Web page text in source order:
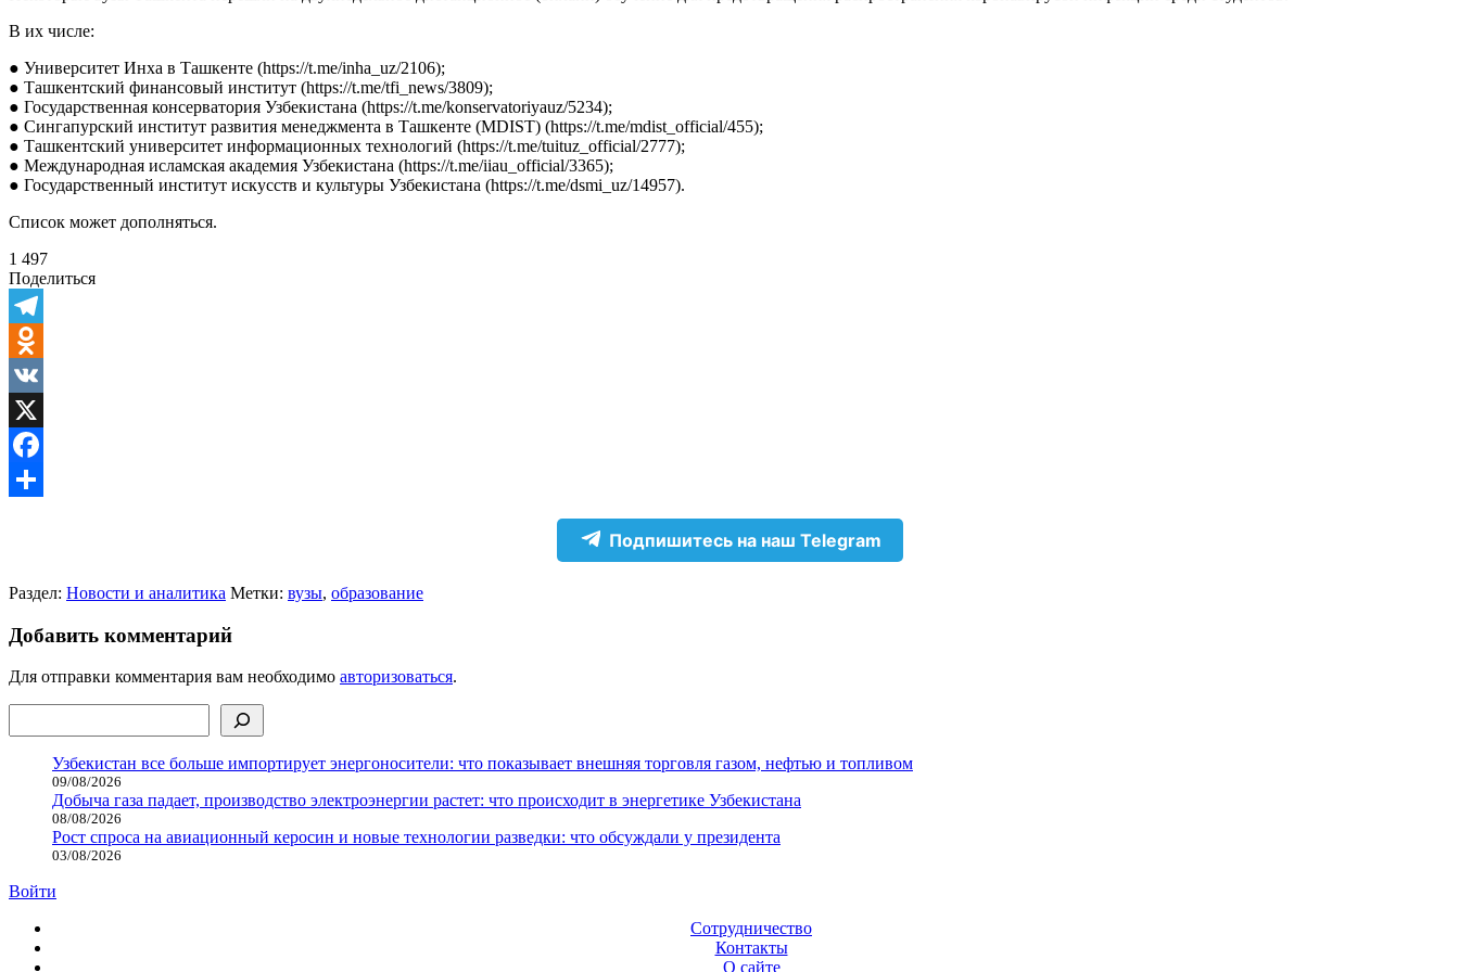
В их числе:
● Университет Инха в Ташкенте (https://t.me/inha_uz/2106);
● Ташкентский финансовый институт (https://t.me/tfi_news/3809);
● Государственная консерватория Узбекистана (https://t.me/konservatoriyauz/5234);
● Сингапурский институт развития менеджмента в Ташкенте (MDIST) (https://t.me/mdist_official/455);
● Ташкентский университет информационных технологий (https://t.me/tuituz_official/2777);
● Международная исламская академия Узбекистана (https://t.me/iiau_official/3365);
● Государственный институт искусств и культуры Узбекистана (https://t.me/dsmi_uz/14957).
Cписок может дополняться.
1 497
Поделиться
Telegram
Odnoklassniki
VK
X
Facebook
Подпишитесь на наш Telegram
Раздел: Новости и аналитика Метки: вузы, образование
Добавить комментарий
Для отправки комментария вам необходимо авторизоваться.
Узбекистан все больше импортирует энергоносители: что показывает внешняя торговля газом, нефтью и топливом
09/08/2026
Добыча газа падает, производство электроэнергии растет: что происходит в энергетике Узбекистана
08/08/2026
Рост спроса на авиационный керосин и новые технологии разведки: что обсуждали у президента
03/08/2026
Войти
Сотрудничество
Контакты
О сайте